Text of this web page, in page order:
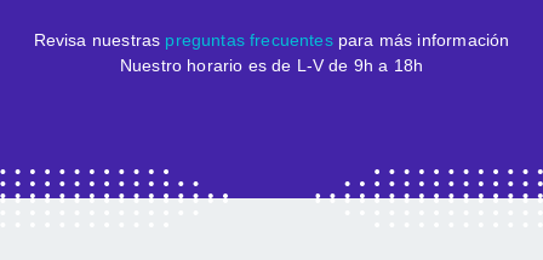
Revisa nuestras preguntas frecuentespara más información
Nuestro horario es de L-V de 9h a 18h